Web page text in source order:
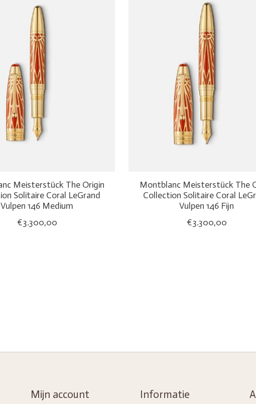
Meisterstück The Origin
Solitaire Coral LeGrand
Vulpen 146 Medium
€3.300,00
Montblanc Meisterstück The
Collection Solitaire Coral
Vulpen 146 Fijn
€3.300,00
Mijn account Informatie